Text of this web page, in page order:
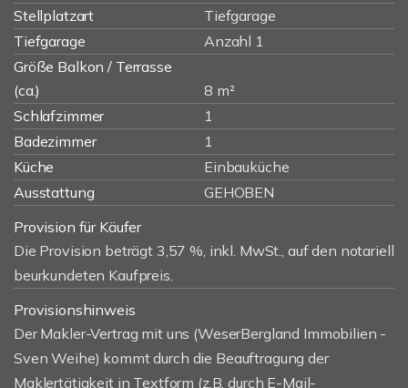
Stellplatzart
Tiefgarage
Tiefgarage
Anzahl 1
Größe Balkon / Terrasse
(ca.)
8 m²
Schlafzimmer
1
Badezimmer
1
Küche
Einbauküche
Ausstattung
GEHOBEN
Provision für Käufer
Die Provision beträgt 3,57 %, inkl. MwSt., auf den notariell
beurkundeten Kaufpreis.
Provisionshinweis
Der Makler-Vertrag mit uns (WeserBergland Immobilien -
Sven Weihe) kommt durch die Beauftragung der
Maklertätigkeit in Textform (z.B. durch E-Mail-